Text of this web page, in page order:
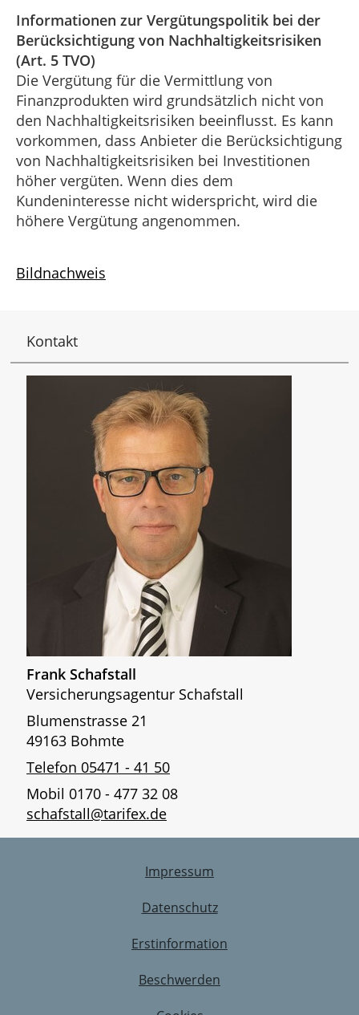
Informationen zur Vergütungspolitik bei der
Berücksichtigung von Nachhaltigkeitsrisiken
(Art. 5 TVO)
Die Vergütung für die Vermittlung von
Finanzprodukten wird grundsätzlich nicht von
den Nachhaltigkeitsrisiken beeinflusst. Es kann
vorkommen, dass Anbieter die Berücksichtigung
von Nachhaltigkeitsrisiken bei Investitionen
höher vergüten. Wenn dies dem
Kundeninteresse nicht widerspricht, wird die
höhere Vergütung angenommen.
Bildnachweis
Kontakt
Frank Schafstall
Versicherungsagentur Schafstall
Blumenstrasse 21
49163 Bohmte
Telefon 05471 - 41 50
Mobil 0170 - 477 32 08
schafstall@tarifex.de
Impressum
Datenschutz
Erstinformation
Beschwerden